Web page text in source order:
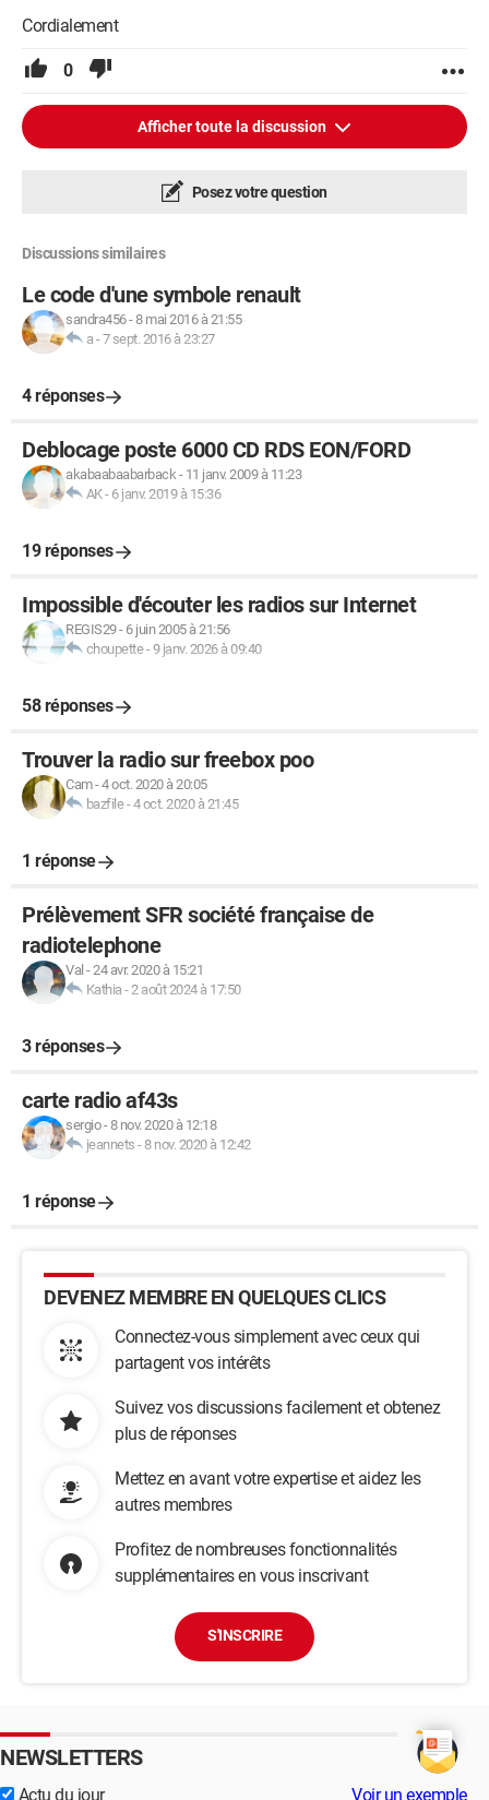
Cordialement
0
Afficher toute la discussion
Posez votre question
Discussions similaires
Le code d'une symbole renault
sandra456-8 mai 2016 à 21:55
a -7 sept. 2016 à 23:27
4 réponses
Deblocage poste 6000 CD RDS EON/FORD
akabaabaabarback- 11 janv. 2009 à 11:23
AK- 6 janv. 2019 à 15:36
19 réponses
Impossible d'écouter les radios sur Internet
REGIS29- 6 juin 2005 à 21:56
choupette-9 janv. 2026 à 09:40
58 réponses
Trouver la radio sur freebox poo
Cam-4 oct. 2020 à 20:05
bazfile-4 oct. 2020 à 21:45
1 réponse
Prélèvement SFR société française de
radiotelephone
Val -24 avr. 2020 à 15:21
Kathia -2 août 2024 à 17:50
3 réponses
carte radio af43s
sergio-8 nov. 2020 à 12:18
jeannets - 8 nov. 2020 à 12:42
1 réponse
DEVENEZ MEMBRE EN QUELQUES CLICS
Connectez-vous simplement avec ceux qui
partagent vos intérêts
Suivez vos discussions facilement et obtenez
plus de réponses
Mettez en avant votre expertise et aidez les
autres membres
Profitez de nombreuses fonctionnalités
supplémentaires en vous inscrivant
S'INSCRIRE
NEWSLETTERS
Actu du jour Voir un exemple